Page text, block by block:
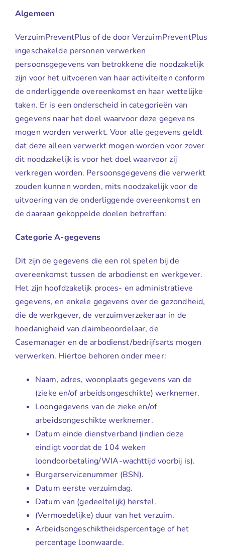
Algemeen
VerzuimPreventPlus of de door VerzuimPreventPlus
ingeschakelde personen verwerken
persoonsgegevens van betrokkene die noodzakelijk
zijn voor het uitvoeren van haar activiteiten conform
de onderliggende overeenkomst en haar wettelijke
taken. Er is een onderscheid in categorieën van
gegevens naar het doel waarvoor deze gegevens
mogen worden verwerkt. Voor alle gegevens geldt
dat deze alleen verwerkt mogen worden voor zover
dit noodzakelijk is voor het doel waarvoor zij
verkregen worden. Persoonsgegevens die verwerkt
zouden kunnen worden, mits noodzakelijk voor de
uitvoering van de onderliggende overeenkomst en
de daaraan gekoppelde doelen betreffen:
Categorie A-gegevens
Dit zijn de gegevens die een rol spelen bij de
overeenkomst tussen de arbodienst en werkgever.
Het zijn hoofdzakelijk proces- en administratieve
gegevens, en enkele gegevens over de gezondheid,
die de werkgever, de verzuimverzekeraar in de
hoedanigheid van claimbeoordelaar, de
Casemanager en de arbodienst/bedrijfsarts mogen
verwerken. Hiertoe behoren onder meer:
Naam, adres, woonplaats gegevens van de
(zieke en/of arbeidsongeschikte) werknemer.
Loongegevens van de zieke en/of
arbeidsongeschikte werknemer.
Datum einde dienstverband (indien deze
eindigt voordat de 104 weken
loondoorbetaling/WIA-wachttijd voorbij is).
Burgerservicenummer (BSN).
Datum eerste verzuimdag.
Datum van (gedeeltelijk) herstel.
(Vermoedelijke) duur van het verzuim.
Arbeidsongeschiktheidspercentage of het
percentage loonwaarde.